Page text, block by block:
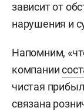
зависит от
нарушения и
Напомним,
компании
чистая
связана